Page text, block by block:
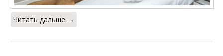
Читать дальше →